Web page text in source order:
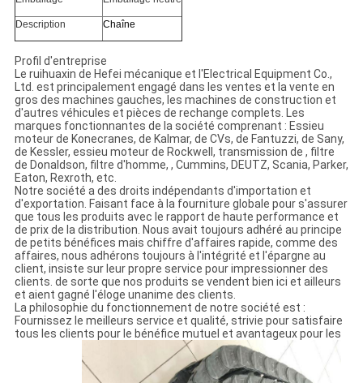
Description Chaîne
Profil d'entreprise
Le ruihuaxin de Hefei mécanique et l'Electrical Equipment Co.,
Ltd. est principalement engagé dans les ventes et la vente en
gros des machines gauches, les machines de construction et
d'autres véhicules et pièces de rechange complets. Les
marques fonctionnantes de la société comprenant : Essieu
moteur de Konecranes, de Kalmar, de CVs, de Fantuzzi, de Sany,
de Kessler, essieu moteur de Rockwell, transmission de , filtre
de Donaldson, filtre d'homme, , Cummins, DEUTZ, Scania, Parker,
Eaton, Rexroth, etc.
Notre société a des droits indépendants d'importation et
d'exportation. Faisant face à la fourniture globale pour s'assurer
que tous les produits avec le rapport de haute performance et
de prix de la distribution. Nous avait toujours adhéré au principe
de petits bénéfices mais chiffre d'affaires rapide, comme des
affaires, nous adhérons toujours à l'intégrité et l'épargne au
client, insiste sur leur propre service pour impressionner des
clients. de sorte que nos produits se vendent bien ici et ailleurs
et aient gagné l'éloge unanime des clients.
La philosophie du fonctionnement de notre société est :
Fournissez le meilleurs service et qualité, strivie pour satisfaire
tous les clients pour le bénéfice mutuel et avantageux pour les